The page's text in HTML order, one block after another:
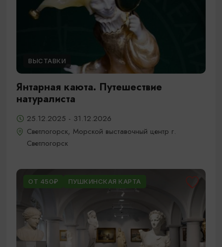
ВЫСТАВКИ
Янтарная каюта. Путешествие
натуралиста
25.12.2025 - 31.12.2026
Светлогорск, Морской выставочный центр г.
Светлогорск
ОТ 450₽ ПУШКИНСКАЯ КАРТА